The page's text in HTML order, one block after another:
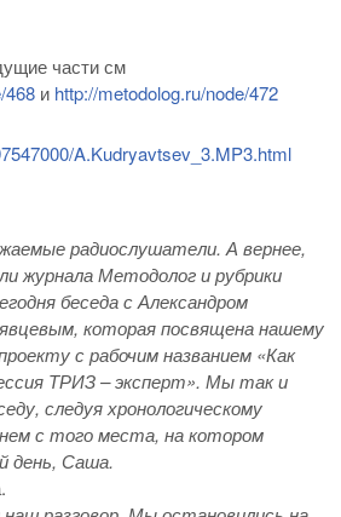
части см
468 и http://metodolog.ru/node/472
A.Kudryavtsev_3.MP3.html
радиослушатели. А вернее,
журнала Методолог и рубрики
беседа с Александром
которая посвящена нашему
с рабочим названием «Как
ТРИЗ – эксперт». Мы так и
следуя хронологическому
с того места, на котором
день, Саша.